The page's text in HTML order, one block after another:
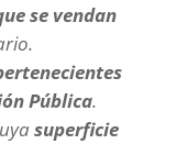
se vendan
Pública.
superficie